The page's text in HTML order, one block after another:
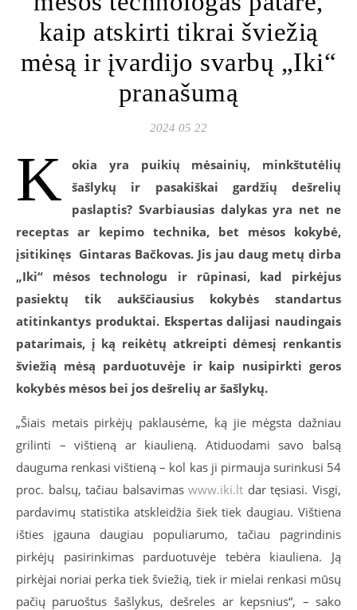
kaip atskirti tikrai šviežią
mėsą ir įvardijo svarbų „Iki“
pranašumą
2024 05 22
K
okia yra puikių mėsainių, minkštutėlių
šašlykų ir pasakiškai gardžių dešrelių
paslaptis? Svarbiausias dalykas yra net ne
receptas ar kepimo technika, bet mėsos kokybė,
įsitikinęs Gintaras Bačkovas. Jis jau daug metų dirba
„Iki“ mėsos technologu ir rūpinasi, kad pirkėjus
pasiektų tik aukščiausius kokybės standartus
atitinkantys produktai. Ekspertas dalijasi naudingais
patarimais, į ką reikėtų atkreipti dėmesį renkantis
šviežią mėsą parduotuvėje ir kaip nusipirkti geros
kokybės mėsos bei jos dešrelių ar šašlykų.
„Šiais metais pirkėjų paklausėme, ką jie mėgsta dažniau
grilinti – vištieną ar kiaulieną. Atiduodami savo balsą
dauguma renkasi vištieną – kol kas ji pirmauja surinkusi 54
proc. balsų, tačiau balsavimaswww.iki.lt dar tęsiasi. Visgi,
pardavimų statistika atskleidžia šiek tiek daugiau. Vištiena
išties įgauna daugiau populiarumo, tačiau pagrindinis
pirkėjų pasirinkimas parduotuvėje tebėra kiauliena. Ją
pirkėjai noriai perka tiek šviežią, tiek ir mielai renkasi mūsų
pačių paruoštus šašlykus, dešreles ar kepsnius“, – sako